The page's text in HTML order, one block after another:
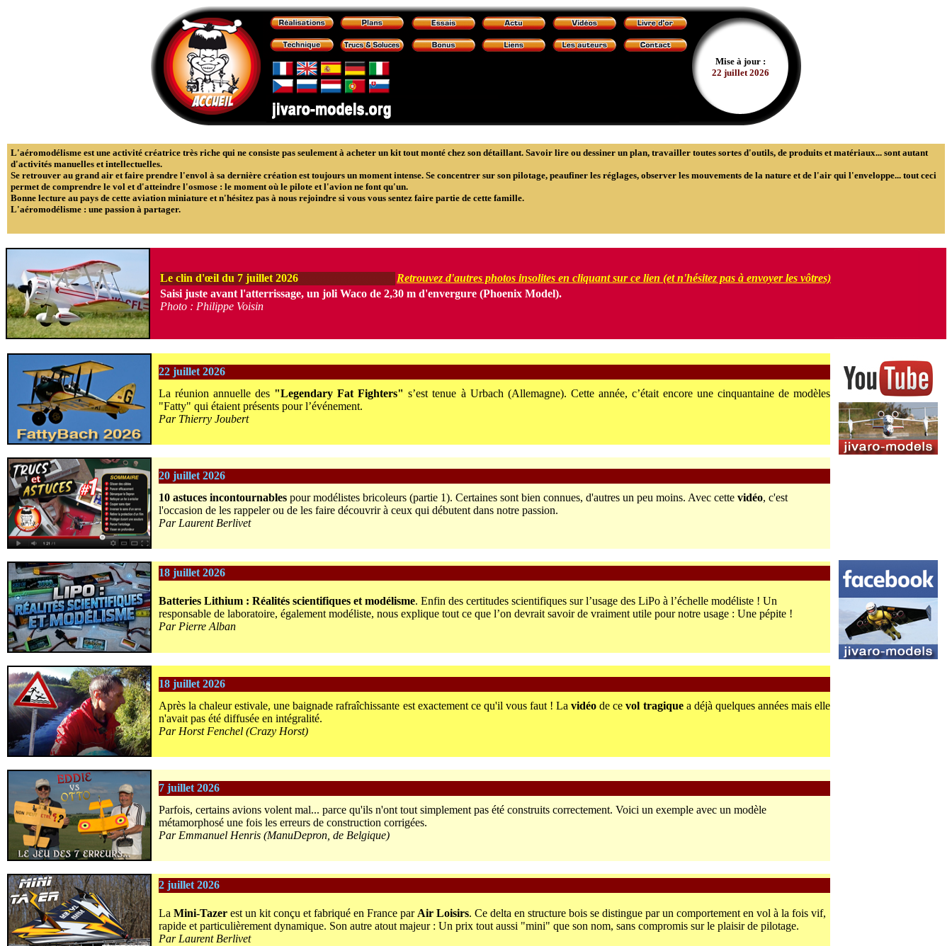
Mise à jour :
22 juillet 2026
L'aéromodélisme est une activité créatrice très riche qui ne consiste pas seulement à acheter un kit tout monté chez son détaillant. Savoir lire ou dessiner un plan, travailler toutes sortes d'outils, de produits et matériaux... sont autant
d'activités manuelles et intellectuelles.
Se retrouver au grand air et faire prendre l'envol à sa dernière création est toujours un moment intense. Se concentrer sur son pilotage, peaufiner les réglages, observer les mouvements de la nature et de l'air qui l'enveloppe... tout ceci
permet de comprendre le vol et d'atteindre l'osmose : le moment où le pilote et l'avion ne font qu'un.
Bonne lecture au pays de cette aviation miniature et n'hésitez pas à nous rejoindre si vous vous sentez faire partie de cette famille.
L'aéromodélisme : une passion à partager.
Le clin d'œil du 7 juillet 2026
Retrouvez d'autres photos insolites en cliquant sur ce lien (et n'hésitez pas à envoyer les vôtres)
Saisi juste avant l'atterrissage, un joli Waco de 2,30 m d'envergure (Phoenix Model).
Photo : Philippe Voisin
22 juillet 2026
La réunion annuelle des "Legendary Fat Fighters" s’est tenue à Urbach (Allemagne). Cette année, c’était encore une cinquantaine de modèles
"Fatty" qui étaient présents pour l’événement.
Par Thierry Joubert
20 juillet 2026
10 astuces incontournables pour modélistes bricoleurs (partie 1). Certaines sont bien connues, d'autres un peu moins. Avec cette vidéo, c'est
l'occasion de les rappeler ou de les faire découvrir à ceux qui débutent dans notre passion.
Par Laurent Berlivet
18 juillet 2026
Batteries Lithium : Réalités scientifiques et modélisme. Enfin des certitudes scientifiques sur l’usage des LiPo à l’échelle modéliste ! Un
responsable de laboratoire, également modéliste, nous explique tout ce que l’on devrait savoir de vraiment utile pour notre usage : Une pépite !
Par Pierre Alban
18 juillet 2026
Après la chaleur estivale, une baignade rafraîchissante est exactement ce qu'il vous faut ! Lavidéo de cevol tragiquea déjà quelques années mais elle
n'avait pas été diffusée en intégralité.
Par Horst Fenchel (Crazy Horst)
7 juillet 2026
Parfois, certains avions volent mal... parce qu'ils n'ont tout simplement pas été construits correctement. Voici un exemple avec un modèle
métamorphosé une fois les erreurs de construction corrigées.
Par Emmanuel Henris (ManuDepron, de Belgique)
2 juillet 2026
La Mini-Tazer est un kit conçu et fabriqué en France par Air Loisirs. Ce delta en structure bois se distingue par un comportement en vol à la fois vif,
rapide et particulièrement dynamique. Son autre atout majeur : Un prix tout aussi "mini" que son nom, sans compromis sur le plaisir de pilotage.
Par Laurent Berlivet